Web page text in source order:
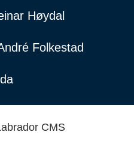
Høydal
Folkestad
CMS